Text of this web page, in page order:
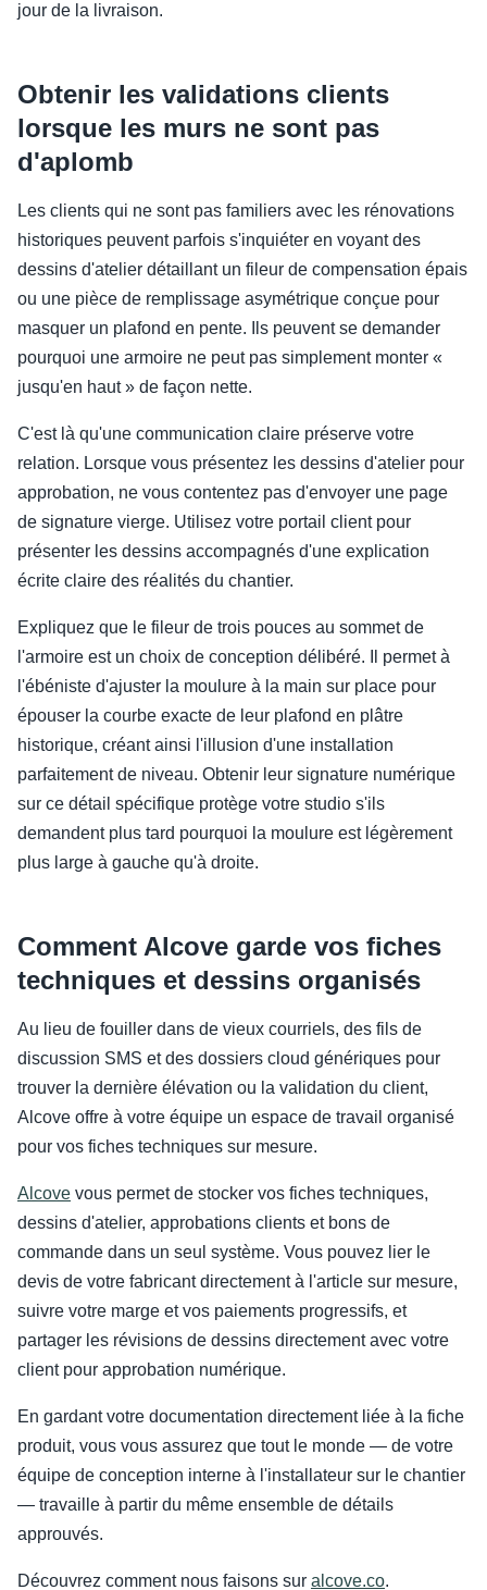
jour de la livraison.
Obtenir les validations clients
lorsque les murs ne sont pas
d'aplomb
Les clients qui ne sont pas familiers avec les rénovations
historiques peuvent parfois s'inquiéter en voyant des
dessins d'atelier détaillant un fileur de compensation épais
ou une pièce de remplissage asymétrique conçue pour
masquer un plafond en pente. Ils peuvent se demander
pourquoi une armoire ne peut pas simplement monter «
jusqu'en haut » de façon nette.
C'est là qu'une communication claire préserve votre
relation. Lorsque vous présentez les dessins d'atelier pour
approbation, ne vous contentez pas d'envoyer une page
de signature vierge. Utilisez votre portail client pour
présenter les dessins accompagnés d'une explication
écrite claire des réalités du chantier.
Expliquez que le fileur de trois pouces au sommet de
l'armoire est un choix de conception délibéré. Il permet à
l'ébéniste d'ajuster la moulure à la main sur place pour
épouser la courbe exacte de leur plafond en plâtre
historique, créant ainsi l'illusion d'une installation
parfaitement de niveau. Obtenir leur signature numérique
sur ce détail spécifique protège votre studio s'ils
demandent plus tard pourquoi la moulure est légèrement
plus large à gauche qu'à droite.
Comment Alcove garde vos fiches
techniques et dessins organisés
Au lieu de fouiller dans de vieux courriels, des fils de
discussion SMS et des dossiers cloud génériques pour
trouver la dernière élévation ou la validation du client,
Alcove offre à votre équipe un espace de travail organisé
pour vos fiches techniques sur mesure.
Alcove vous permet de stocker vos fiches techniques,
dessins d'atelier, approbations clients et bons de
commande dans un seul système. Vous pouvez lier le
devis de votre fabricant directement à l'article sur mesure,
suivre votre marge et vos paiements progressifs, et
partager les révisions de dessins directement avec votre
client pour approbation numérique.
En gardant votre documentation directement liée à la fiche
produit, vous vous assurez que tout le monde — de votre
équipe de conception interne à l'installateur sur le chantier
— travaille à partir du même ensemble de détails
approuvés.
Découvrez comment nous faisons sur alcove.co.